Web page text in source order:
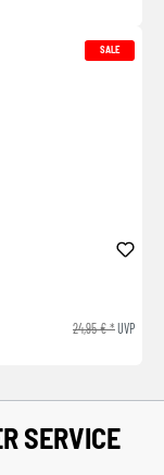
SALE
24,95 € *UVP
SERVICE